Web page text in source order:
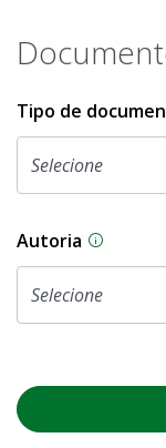
Tipo de
Autoria As